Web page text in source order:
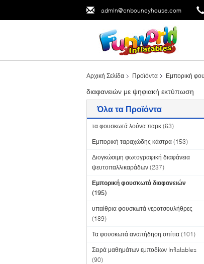
admin@cnbouncyhouse.com
Αρχική Σελίδα Προϊόντα Εμπορική
διαφανειών με ψηφιακή εκτύπωση
Όλα τα Προϊόντα
τα φουσκωτά λούνα παρκ (63)
Εμπορική ταραχώδης κάστρα (153)
Διογκώσιμη φωτογραφική διαφάνεια
ψευτοπαλλικαράδων (237)
Εμπορική φουσκωτά διαφανειών
(195)
υπαίθρια φουσκωτά νεροτσουλήθρες
(189)
Τα φουσκωτά αναπήδηση σπίτια (101)
Σειρά μαθημάτων εμποδίων Inflatables
(90)